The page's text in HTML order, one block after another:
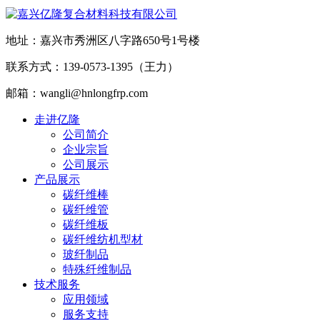
地址：嘉兴市秀洲区八字路650号1号楼
联系方式：139-0573-1395（王力）
邮箱：wangli@hnlongfrp.com
走进亿隆
公司简介
企业宗旨
公司展示
产品展示
碳纤维棒
碳纤维管
碳纤维板
碳纤维纺机型材
玻纤制品
特殊纤维制品
技术服务
应用领域
服务支持